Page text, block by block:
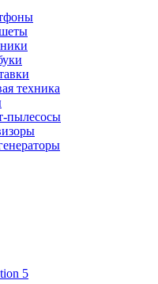
техника
пылесосы
5